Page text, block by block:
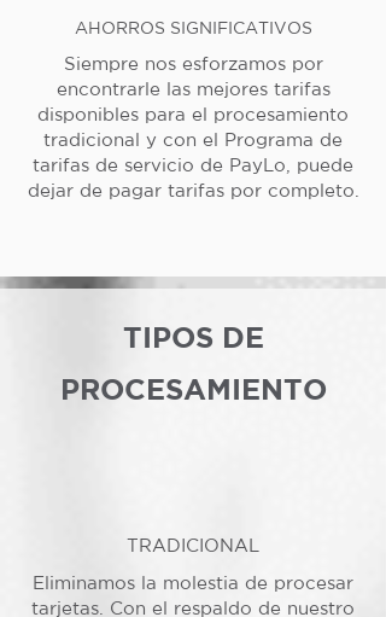
AHORROS SIGNIFICATIVOS
Siempre nos esforzamos por
encontrarle las mejores tarifas
disponibles para el procesamiento
tradicional y con el Programa de
tarifas de servicio de PayLo, puede
dejar de pagar tarifas por completo.
TIPOS DE
PROCESAMIENTO
TRADICIONAL
Eliminamos la molestia de procesar
tarjetas. Con el respaldo de nuestro